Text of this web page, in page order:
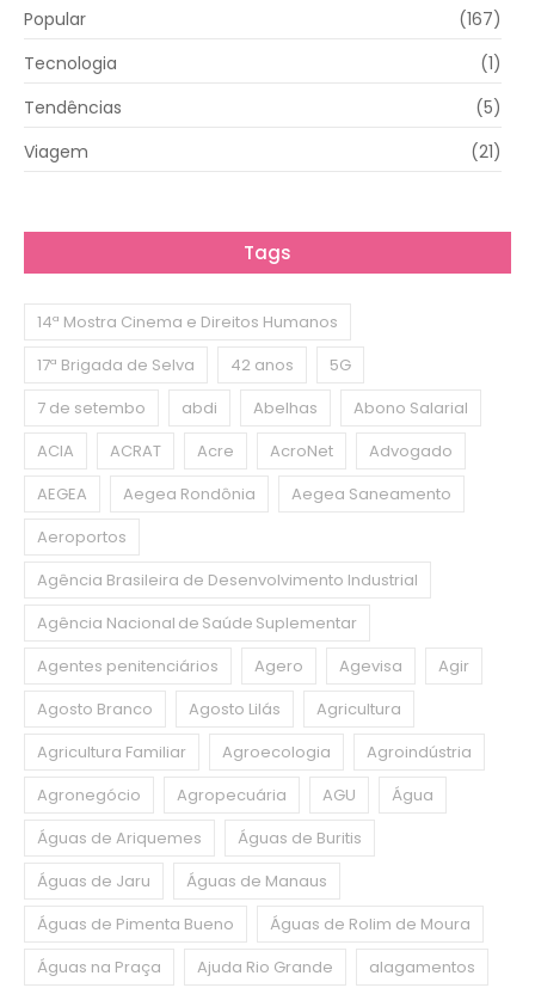
Popular
(167)
Tecnologia
(1)
Tendências
(5)
Viagem
(21)
Tags
14ª Mostra Cinema e Direitos Humanos
17ª Brigada de Selva
42 anos
5G
7 de setembo
abdi Abelhas
Abono Salarial
ACIA
ACRAT Acre AcroNet
Advogado
AEGEA
Aegea Rondônia
Aegea Saneamento
Aeroportos
Agência Brasileira de Desenvolvimento Industrial
Agência Nacional de Saúde Suplementar
Agentes penitenciários
Agero Agevisa
Agir
Agosto Branco
Agosto Lilás
Agricultura
Agricultura Familiar
Agroecologia
Agroindústria
Agronegócio
Agropecuária AGU
Água
Águas de Ariquemes
Águas de Buritis
Águas de Jaru
Águas de Manaus
Águas de Pimenta Bueno
Águas de Rolim de Moura
Águas na Praça
Ajuda Rio Grande
alagamentos